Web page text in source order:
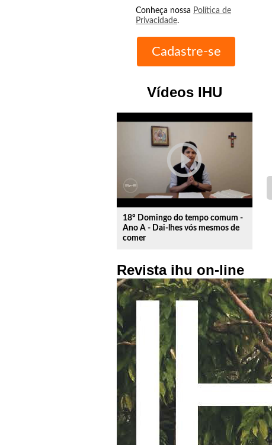
Conheça nossa Política de
Privacidade.
Vídeos IHU
play_circle_outline
18º Domingo do tempo comum -
Ano A - Dai-lhes vós mesmos de
comer
Revista ihu on-line